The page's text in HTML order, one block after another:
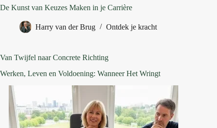
De Kunst van Keuzes Maken in je Carrière
Harry van der Brug Ontdek je kracht
Van Twijfel naar Concrete Richting
Werken, Leven en Voldoening: Wanneer Het Wringt